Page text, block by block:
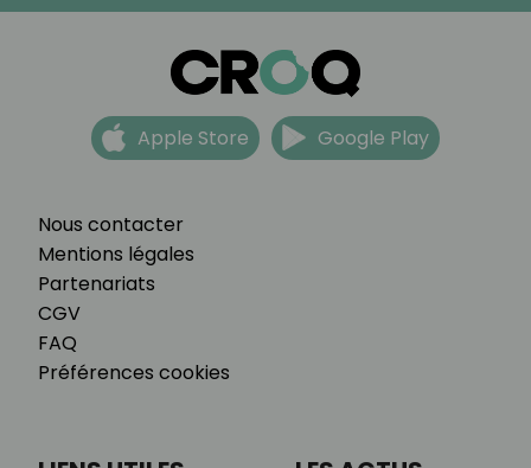
Nous contacter
Mentions légales
Partenariats
CGV
FAQ
Préférences cookies
Apple Store Google Play